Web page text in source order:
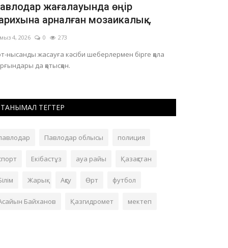
жағалауында өңір
арналған мозаикалық...
4, 2026 0 273
нысанды жасауға кәсіби шеберлермен бірге қала
да қатысқан.
ТАНЫМАЛ ТЕГТЕР
Павлодар облысы полиция
Екібастұз ауа райы Қазақстан
Жарық Ақсу Өрт футбол
Байханов Қазгидромет мектеп